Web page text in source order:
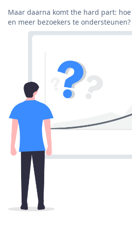
Maar daarna komt the hard part:
en meer bezoekers te ondersteunen?